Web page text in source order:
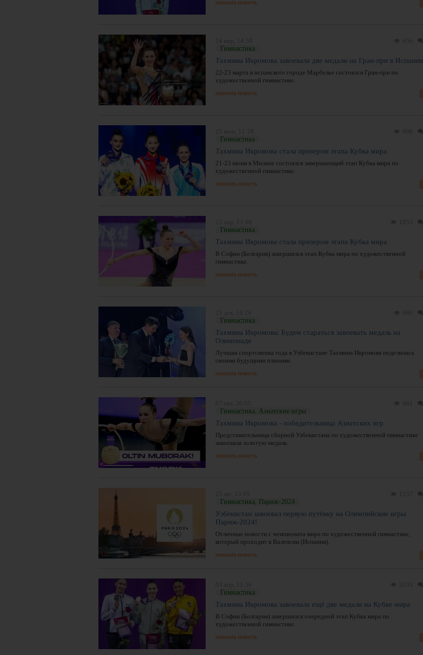
показать новость
Гимнастика
Тахмина Икромова завоевала две медали на Гран-при в Испании
22-23 марта в испанского городе Марбелье состоялся Гран-при по
художественной гимнастике.
показать новость
Гимнастика
Тахмина Икромова стала призером этапа Кубка мира
21-23 июня в Милане состоялся завершающий этап Кубка мира по
художественной гимнастике.
показать новость
Гимнастика
Тахмина Икромова стала призером этапа Кубка мира
В Софии (Болгария) завершился этап Кубка мира по художественной
гимнастике.
показать новость
Гимнастика
Тахмина Икромова: Будем стараться завоевать медаль на
Олимпиаде
Лучшая спортсменка года в Узбекистане Тахмина Икромова поделилась
своими будущими планами.
показать новость
Гимнастика, Азиатские игры
Тахмина Икромова - победительница Азиатских игр
Представительница сборной Узбекистана по художественной гимнастике
завоевала золотую медаль.
показать новость
Гимнастика, Париж-2024
Узбекистан завоевал первую путёвку на Олимпийские игры
Париж-2024!
Отличные новости с чемпионата мира по художественной гимнастике,
который проходит в Валенсии (Испания).
показать новость
Гимнастика
Тахмина Икромова завоевала ещё две медали на Кубке мира
В Софии (Болгария) завершился очередной этап Кубка мира по
художественной гимнастике.
показать новость